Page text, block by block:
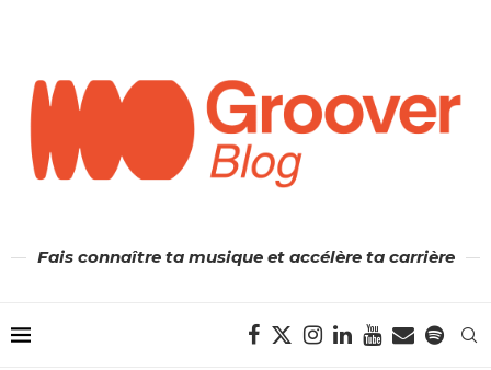
Fais connaître ta musique et accélère ta carrière